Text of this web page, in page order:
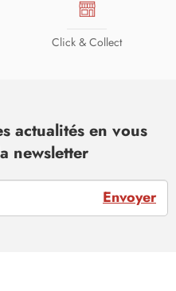
Click & Collect
actualités en vous
newsletter
Envoyer